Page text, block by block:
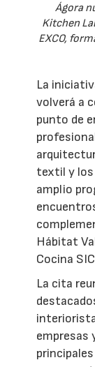
Ágora
Kitchen
EXCO,
La
volverá a
punto de
textil y
amplio
Hábitat
Cocina
La cita
empresas